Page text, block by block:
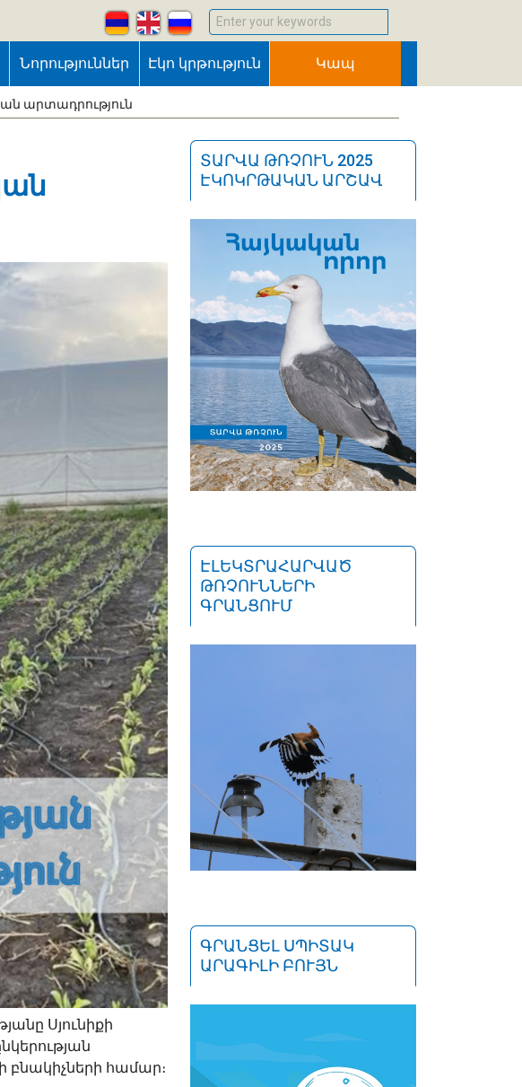
Enter your keywords
Նորություններ Էկո կրթություն Կապ
արտադրություն
Սյունիքի
բնակիչների համար։
ՏԱՐՎԱ ԹՌՉՈՒՆ 2025
ԷԿՈԿՐԹԱԿԱՆ ԱՐՇԱՎ
ԷԼԵԿՏՐԱՀԱՐՎԱԾ
ԹՌՉՈՒՆՆԵՐԻ
ԳՐԱՆՑՈՒՄ
ԳՐԱՆՑԵԼ ՍՊԻՏԱԿ
ԱՐԱԳԻԼԻ ԲՈՒՅՆ